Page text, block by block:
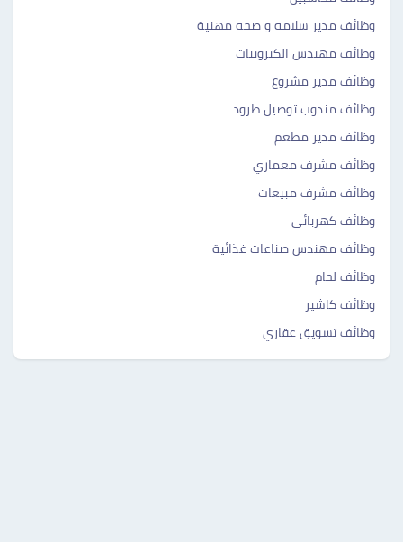
وظائف مدير سلامه و صحه مهنية
وظائف مهندس الكترونيات
وظائف مدير مشروع
وظائف مندوب توصيل طرود
وظائف مدير مطعم
وظائف مشرف معماري
وظائف مشرف مبيعات
وظائف كهربائى
وظائف مهندس صناعات غذائية
وظائف لحام
وظائف كاشير
وظائف تسويق عقاري